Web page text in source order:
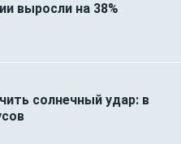
выросли на 38%
солнечный удар: в